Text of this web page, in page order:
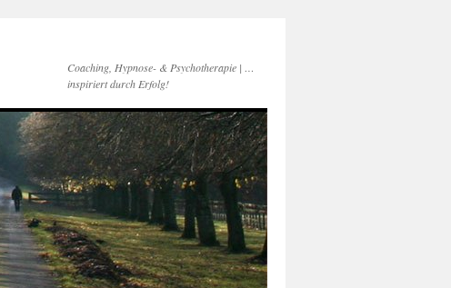
Coaching, Hypnose- & Psychotherapie | …
inspiriert durch Erfolg!